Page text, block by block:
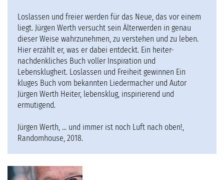
Loslassen und freier werden für das Neue, das vor einem
liegt. Jürgen Werth versucht sein Älterwerden in genau
dieser Weise wahrzunehmen, zu verstehen und zu leben.
Hier erzählt er, was er dabei entdeckt. Ein heiter-
nachdenkliches Buch voller Inspiration und
Lebensklugheit. Loslassen und Freiheit gewinnen Ein
kluges Buch vom bekannten Liedermacher und Autor
Jürgen Werth Heiter, lebensklug, inspirierend und
ermutigend.
Jürgen Werth, ... und immer ist noch Luft nach oben!,
Randomhouse, 2018.